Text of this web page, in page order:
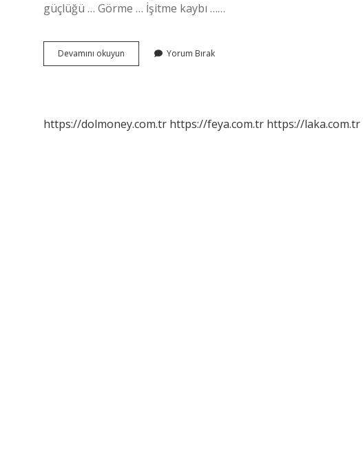
güçlüğü … Görme … İşitme kaybı ……
Devamını okuyun Bedensel
Engel
Yorum Bırak
https://dolmoney.com.tr https://feya.com.tr https://laka.com.tr